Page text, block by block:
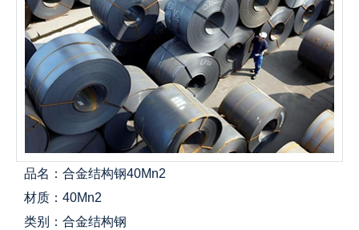
品名：合金结构钢40Mn2
材质：40Mn2
类别：合金结构钢